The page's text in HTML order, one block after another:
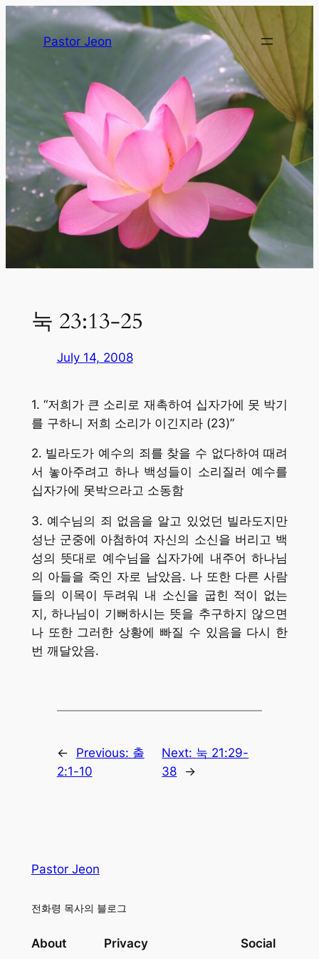
Pastor Jeon
눅 23:13-25
July 14, 2008
1. “저희가 큰 소리로 재촉하여 십자가에 못 박기
를 구하니 저희 소리가 이긴지라 (23)”
2. 빌라도가 예수의 죄를 찾을 수 없다하여 때려
서 놓아주려고 하나 백성들이 소리질러 예수를
십자가에 못박으라고 소동함
3. 예수님의 죄 없음을 알고 있었던 빌라도지만
성난 군중에 아첨하여 자신의 소신을 버리고 백
성의 뜻대로 예수님을 십자가에 내주어 하나님
의 아들을 죽인 자로 남았음. 나 또한 다른 사람
들의 이목이 두려워 내 소신을 굽힌 적이 없는
지, 하나님이 기뻐하시는 뜻을 추구하지 않으면
나 또한 그러한 상황에 빠질 수 있음을 다시 한
번 깨달았음.
← Previous: 출
2:1-10
Next: 눅 21:29-
38
→
Pastor Jeon
전화령 목사의 블로그
About Privacy Social